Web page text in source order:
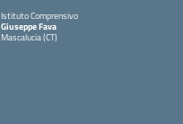
Istituto Comprensivo
Giuseppe Fava
Mascalucia (CT)